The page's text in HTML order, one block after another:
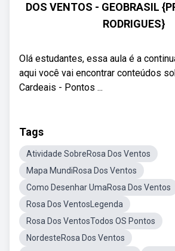
DOS VENTOS - GEOBRASIL
RODRIGUES}
Olá estudantes, essa aula é a
aqui você vai encontrar conteúdos
Cardeais - Pontos ...
Tags
Atividade SobreRosa Dos Ventos
Mapa MundiRosa Dos Ventos
Como Desenhar UmaRosa Dos Ventos
Rosa Dos VentosLegenda
Rosa Dos VentosTodos OS Pontos
NordesteRosa Dos Ventos